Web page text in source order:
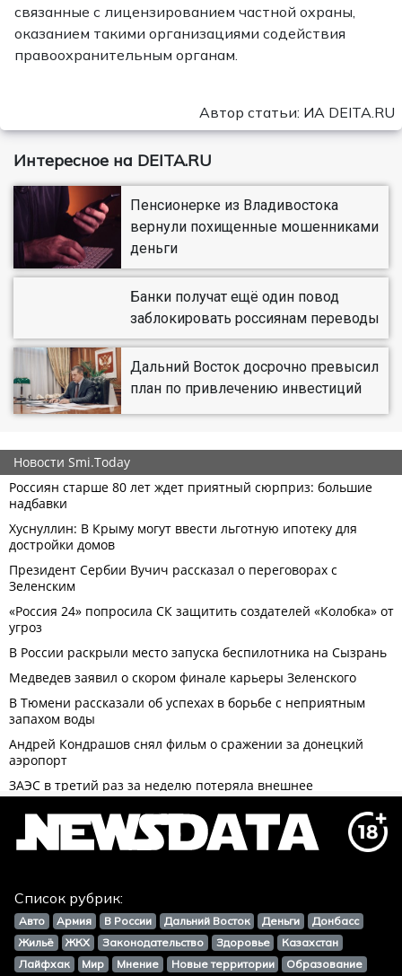
связанные с лицензированием частной охраны,
оказанием такими организациями содействия
правоохранительным органам.
Автор статьи: ИА DEITA.RU
Интересное на DEITA.RU
Пенсионерке из Владивостока
вернули похищенные мошенниками
деньги
Банки получат ещё один повод
заблокировать россиянам переводы
Дальний Восток досрочно превысил
план по привлечению инвестиций
Список рубрик:
Авто Армия В России Дальний Восток Деньги
Донбасс
Жильё
ЖКХ Законодательство Здоровье
Казахстан
Лайфхак
Мир Мнение Новые территории Образование